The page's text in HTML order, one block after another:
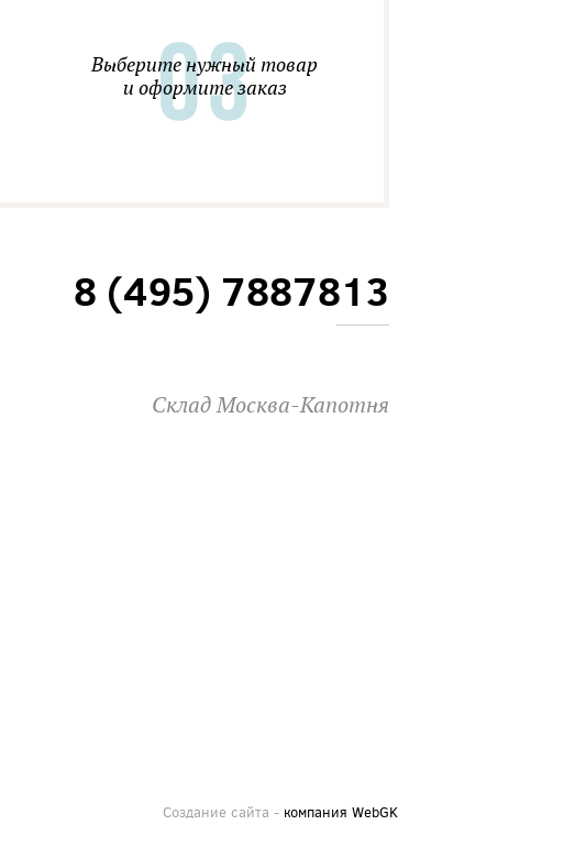
Выберите нужный товар
и оформите заказ
8 (495) 7887813
Склад Москва-Капотня
Создание сайта - компания WebGK